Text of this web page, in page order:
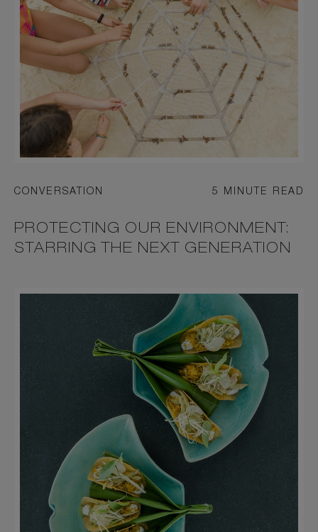
CONVERSATION 5 MINUTE READ
PROTECTING OUR ENVIRONMENT:
STARRING THE NEXT GENERATION